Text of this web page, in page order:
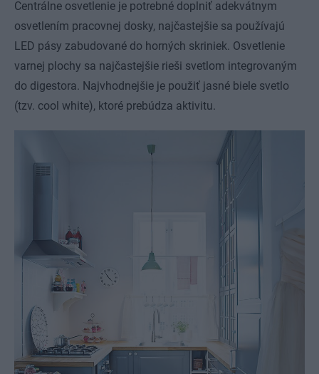
Centrálne osvetlenie je potrebné doplniť adekvátnym
osvetlením pracovnej dosky, najčastejšie sa používajú
LED pásy zabudované do horných skriniek. Osvetlenie
varnej plochy sa najčastejšie rieši svetlom integrovaným
do digestora. Najvhodnejšie je použiť jasné biele svetlo
(tzv. cool white), ktoré prebúdza aktivitu.